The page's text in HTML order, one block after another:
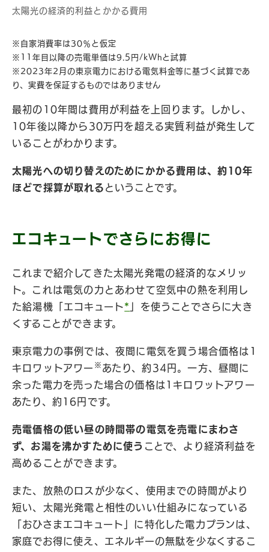
太陽光の経済的利益とかかる費用
※自家消費率は30％と仮定
※11年目以降の売電単価は9.5円/kWhと試算
※2023年2月の東京電力における電気料金等に基づく試算であ
り、実費を保証するものではありません
最初の10年間は費用が利益を上回ります。しかし、
10年後以降から30万円を超える実質利益が発生して
いることがわかります。
太陽光への切り替えのためにかかる費用は、約10年
ほどで採算が取れる ということです。
エコキュートでさらにお得に
これまで紹介してきた太陽光発電の経済的なメリッ
ト。これは電気の力とあわせて空気中の熱を利用し
た給湯機「エコキュート*
」を使うことでさらに大き
くすることができます。
東京電力の事例では、夜間に電気を買う場合価格は1
キロワットアワー ※ あたり、約34円。一方、昼間に
余った電力を売った場合の価格は1キロワットアワー
あたり、約16円です。
売電価格の低い昼の時間帯の電気を売電にまわさ
ず、お湯を沸かすために使う ことで、より経済利益を
高めることができます。
また、放熱のロスが少なく、使用までの時間がより
短い、太陽光発電と相性のいい仕組みになっている
「おひさまエコキュート」に特化した電力プランは、
家庭でお得に使え、エネルギーの無駄を少なくするこ